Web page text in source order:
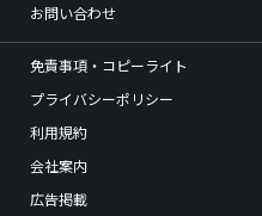
お問い合わせ
免責事項・コピーライト
プライバシーポリシー
利用規約
会社案内
広告掲載